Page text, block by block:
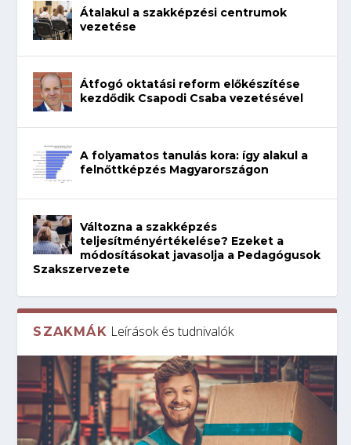
Átalakul a szakképzési centrumok
vezetése
Átfogó oktatási reform előkészítése
kezdődik Csapodi Csaba vezetésével
A folyamatos tanulás kora: így alakul a
felnőttképzés Magyarországon
Változna a szakképzés
teljesítményértékelése? Ezeket a
módosításokat javasolja a Pedagógusok
Szakszervezete
SZAKMÁK Leírások és tudnivalók